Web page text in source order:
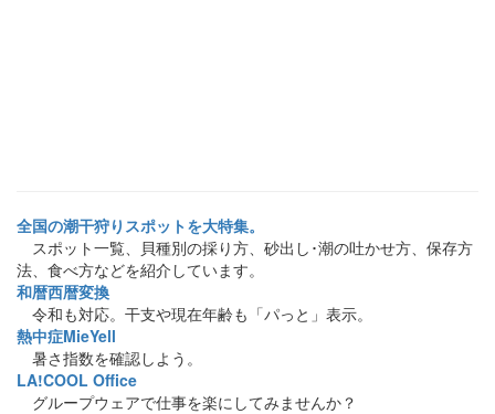
全国の潮干狩りスポットを大特集。
スポット一覧、貝種別の採り方、砂出し･潮の吐かせ方、保存方
法、食べ方などを紹介しています。
和暦西暦変換
令和も対応。干支や現在年齢も「パっと」表示。
熱中症MieYell
暑さ指数を確認しよう。
LA!COOL Office
グループウェアで仕事を楽にしてみませんか？